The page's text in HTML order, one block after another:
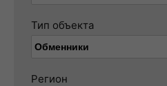
Тип объекта
Регион